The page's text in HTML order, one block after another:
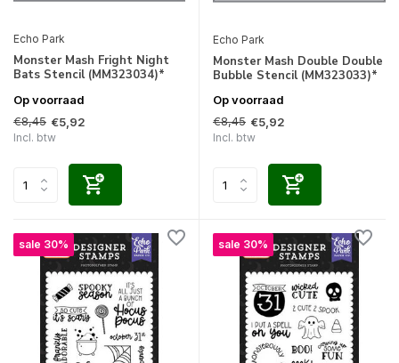
Echo Park
Monster Mash Fright Night
Bats Stencil (MM323034)*
Op voorraad
€8,45 €5,92
Incl. btw
Echo Park
Monster Mash Double Double
Bubble Stencil (MM323033)*
Op voorraad
€8,45 €5,92
Incl. btw
sale 30% sale 30%